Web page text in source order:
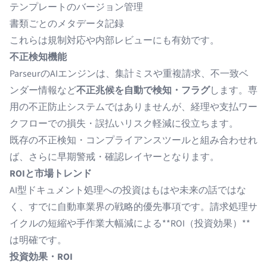
テンプレートのバージョン管理
書類ごとのメタデータ記録
これらは規制対応や内部レビューにも有効です。
不正検知機能
ParseurのAIエンジンは、集計ミスや重複請求、不一致ベ
ンダー情報など不正兆候を自動で検知・フラグします。専
用の不正防止システムではありませんが、経理や支払ワー
クフローでの損失・誤払いリスク軽減に役立ちます。
既存の不正検知・コンプライアンスツールと組み合わせれ
ば、さらに早期警戒・確認レイヤーとなります。
ROIと市場トレンド
AI型ドキュメント処理への投資はもはや未来の話ではな
く、すでに自動車業界の戦略的優先事項です。請求処理サ
イクルの短縮や手作業大幅減による**ROI（投資効果）**
は明確です。
投資効果・ROI